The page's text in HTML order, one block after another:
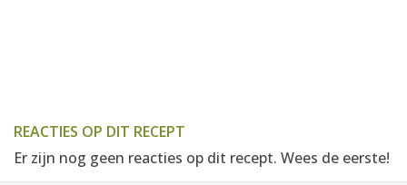
REACTIES OP DIT RECEPT
Er zijn nog geen reacties op dit recept. Wees de eerste!